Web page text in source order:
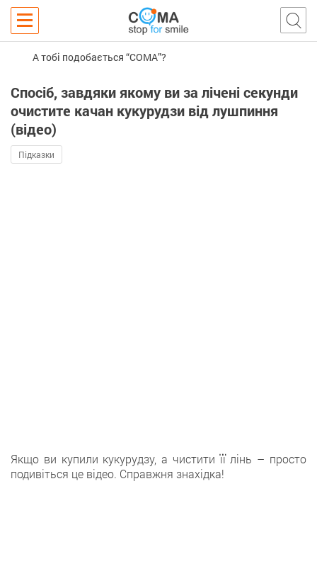
А тобі подобається “COMA”?
Спосіб, завдяки якому ви за лічені секунди
очистите качан кукурудзи від лушпиння
(відео)
Підказки
Якщо ви купили кукурудзу, а чистити її лінь – просто
подивіться це відео. Справжня знахідка!